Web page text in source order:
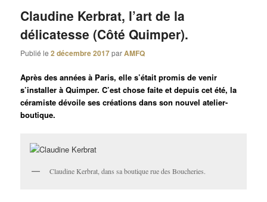
Claudine Kerbrat, l’art de la
délicatesse (Côté Quimper).
Publié le2 décembre 2017parAMFQ
Après des années à Paris, elle s’était promis de venir
s’installer à Quimper. C’est chose faite et depuis cet été, la
céramiste dévoile ses créations dans son nouvel atelier-
boutique.
Claudine Kerbrat, dans sa boutique rue des Boucheries.